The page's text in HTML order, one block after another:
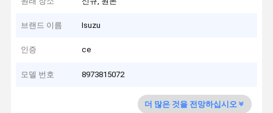
브랜드 이름 Isuzu
인증 ce
모델 번호 8973815072
더 많은 것을 전망하십시오